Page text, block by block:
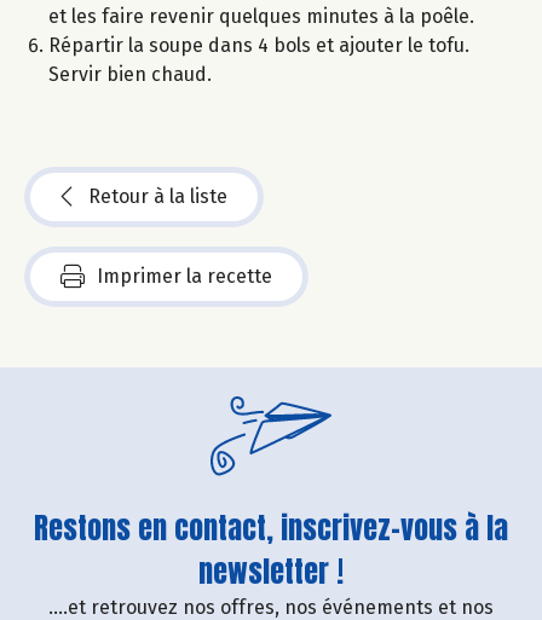
et les faire revenir quelques minutes à la poêle.
Répartir la soupe dans 4 bols et ajouter le tofu.
Servir bien chaud.
Retour à la liste
Imprimer la recette
Restons en contact, inscrivez-vous à la
newsletter !
....et retrouvez nos offres, nos événements et nos